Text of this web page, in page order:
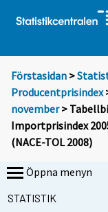
Förstasidan >
Producentprisindex
november>
Importprisindex
(NACE-TOL 2008)
Öppna menyn
STATISTIK